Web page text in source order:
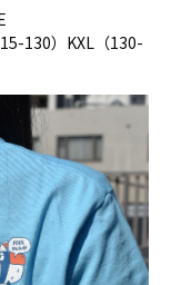
130）KXL（130-